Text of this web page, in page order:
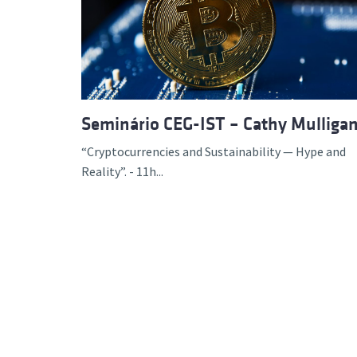
Seminário CEG-IST – Cathy
“Cryptocurrencies and Sustainability — Hype and
Reality”. - 11h...